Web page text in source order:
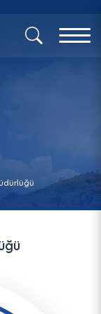
x